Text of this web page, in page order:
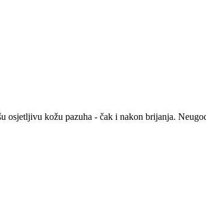
osjetljivu kožu pazuha - čak i nakon brijanja.